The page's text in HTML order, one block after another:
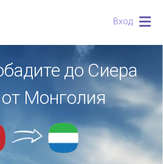
Вход
до Сиера
Монголия